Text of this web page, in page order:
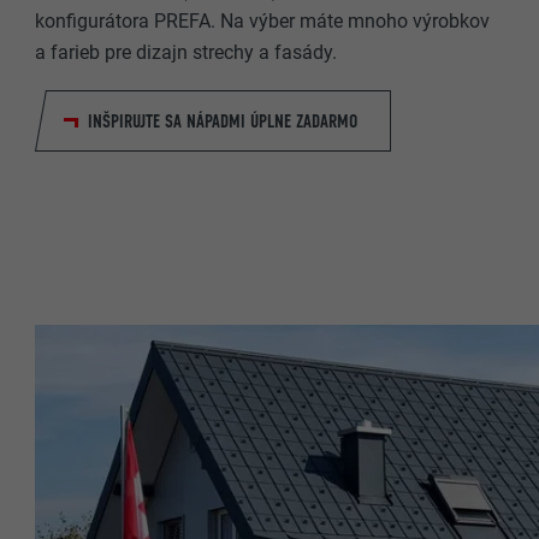
konfigurátora PREFA. Na výber máte mnoho výrobkov
a farieb pre dizajn strechy a fasády.
INŠPIRUJTE SA NÁPADMI ÚPLNE ZADARMO
DOBA
ÚČEL
NÁZOV
DOBA
ÚČEL